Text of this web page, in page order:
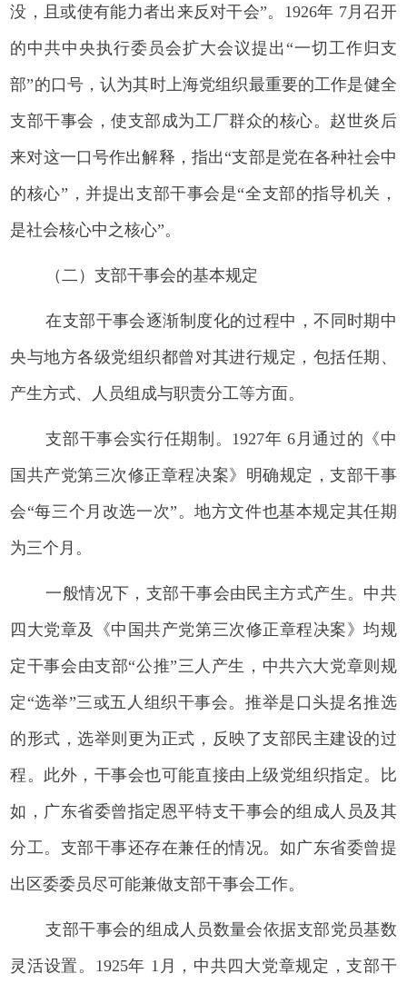
没，且或使有能力者出来反对干会”。1926年 7月召开
的中共中央执行委员会扩大会议提出“一切工作归支
部”的口号，认为其时上海党组织最重要的工作是健全
支部干事会，使支部成为工厂群众的核心。赵世炎后
来对这一口号作出解释，指出“支部是党在各种社会中
的核心”，并提出支部干事会是“全支部的指导机关，
是社会核心中之核心”。
（二）支部干事会的基本规定
在支部干事会逐渐制度化的过程中，不同时期中
央与地方各级党组织都曾对其进行规定，包括任期、
产生方式、人员组成与职责分工等方面。
支部干事会实行任期制。1927年 6月通过的《中
国共产党第三次修正章程决案》明确规定，支部干事
会“每三个月改选一次”。地方文件也基本规定其任期
为三个月。
一般情况下，支部干事会由民主方式产生。中共
四大党章及《中国共产党第三次修正章程决案》均规
定干事会由支部“公推”三人产生，中共六大党章则规
定“选举”三或五人组织干事会。推举是口头提名推选
的形式，选举则更为正式，反映了支部民主建设的过
程。此外，干事会也可能直接由上级党组织指定。比
如，广东省委曾指定恩平特支干事会的组成人员及其
分工。支部干事还存在兼任的情况。如广东省委曾提
出区委委员尽可能兼做支部干事会工作。
支部干事会的组成人员数量会依据支部党员基数
灵活设置。1925年 1月，中共四大党章规定，支部干